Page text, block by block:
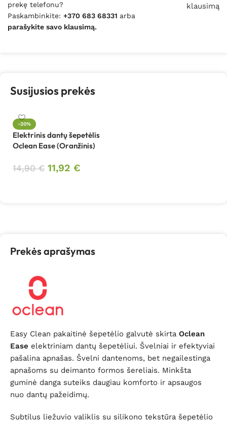
prekę telefonu?
Paskambinkite: +370 683 68331 arba
parašykite savo klausimą.
klausimą
Susijusios prekės
-20%
Elektrinis dantų šepetėlis
Oclean Ease (Oranžinis)
14,90€ 11,92 €
Prekės aprašymas
Easy Clean pakaitinė šepetėlio galvutė skirta Oclean
Ease elektriniam dantų šepetėliui. Švelniai ir efektyviai
pašalina apnašas. Švelni dantenoms, bet negailestinga
apnašoms su deimanto formos šereliais. Minkšta
guminė danga suteiks daugiau komforto ir apsaugos
nuo dantų pažeidimų.
Subtilus liežuvio valiklis su silikono tekstūra šepetėlio